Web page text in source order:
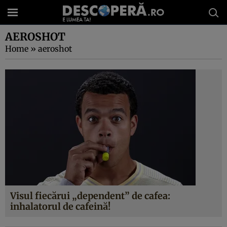
AEROSHOT
Home » aeroshot
Visul fiecărui „dependent” de cafea:
inhalatorul de cafeină!